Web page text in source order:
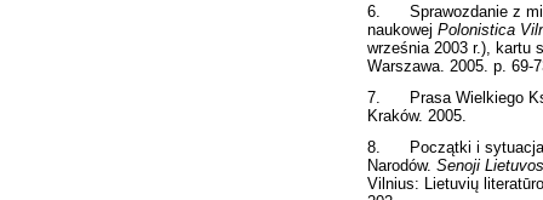
6. Sprawozdanie z
naukowej Polonistica
września 2003 r.), kartu
Warszawa. 2005. p. 69-
7. Prasa Wielkiego
Kraków. 2005.
8. Początki i sytuacja
Narodów. Senoji
Vilnius: Lietuvių